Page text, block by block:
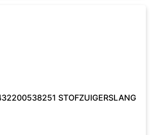
STOFZUIGERSLANG